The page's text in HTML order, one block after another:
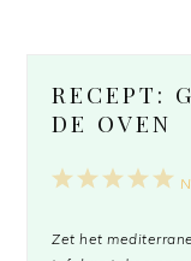
RECEPT:
DE OVEN
5
4
3
2
1
Zet het